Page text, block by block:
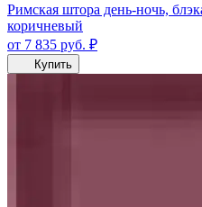
Римская штора день-ночь,
коричневый
от 7 835 руб. ₽
Купить